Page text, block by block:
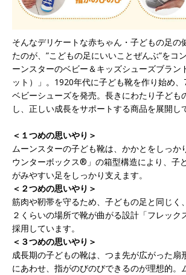
そんなデリケートな赤ちゃん・子どもの足の
たのが、”こどもの足にいいことぜんぶ”をコ
ーンスターのベビー＆キッズシューズブラン
ット）」。1920年代に子ども靴を作り始め
ベビーシューズを発売。長きにわたり子ども
し、正しい成長をサポートする商品を展開し
＜１つめの思いやり＞
ムーンスターの子ども靴は、かかとをしっか
ウンターボックス®」の箱型構造により、子
がみやすい足をしっかり支えます。
＜２つめの思いやり＞
筋肉や靭帯を守るため、子どもの足と同じく
２くらいの場所で靴が曲がる設計「フレッ
採用しています。
＜３つめの思いやり＞
成長期の子どもの靴は、つま先が広がった扇
にあわせ、指がのびのびできるのが理想的。